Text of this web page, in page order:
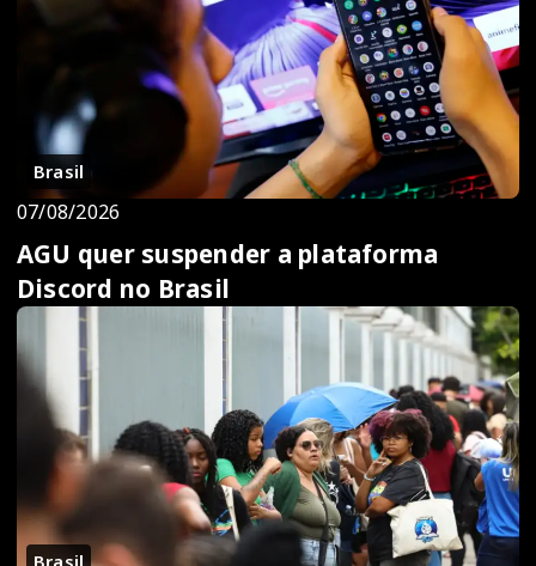
Brasil
07/08/2026
AGU quer suspender a plataforma
Discord no Brasil